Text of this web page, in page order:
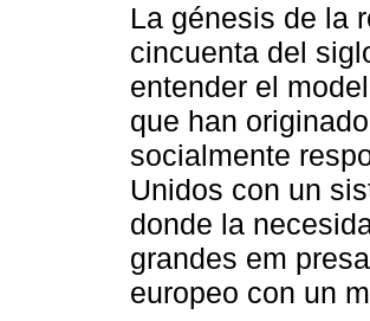
La génesis de la
cincuenta del
entender el
que han
socialmente
Unidos con un
donde la
grandes em
europeo con un